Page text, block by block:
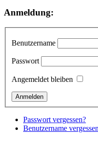
Anmeldung:
Benutzername
Passwort
Angemeldet bleiben
Passwort vergessen?
Benutzername